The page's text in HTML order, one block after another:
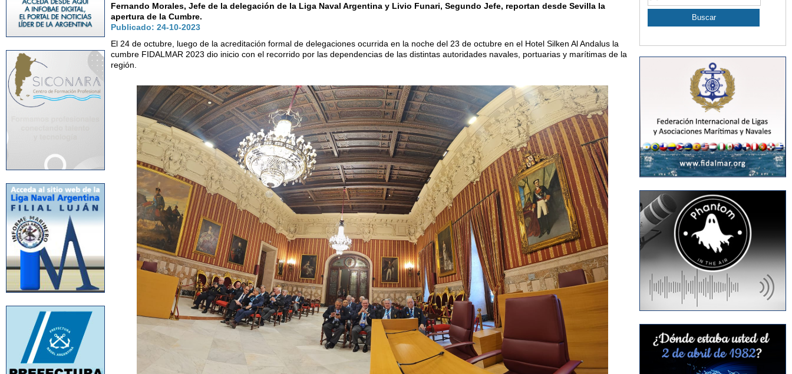
Fernando Morales, Jefe de la delegación de la Liga Naval Argentina y Livio Funari, Segundo Jefe, reportan desde Sevilla la
apertura de la Cumbre.
Publicado: 24-10-2023
El 24 de octubre, luego de la acreditación formal de delegaciones ocurrida en la noche del 23 de octubre en el Hotel Silken Al Andalus la
cumbre FIDALMAR 2023 dio inicio con el recorrido por las dependencias de las distintas autoridades navales, portuarias y marítimas de la
región.